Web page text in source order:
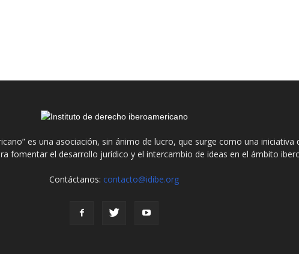
es una asociación, sin ánimo de lucro, que surge como una iniciativa
fomentar el desarrollo jurídico y el intercambio de ideas en el ámbito
Contáctanos: contacto@idibe.org